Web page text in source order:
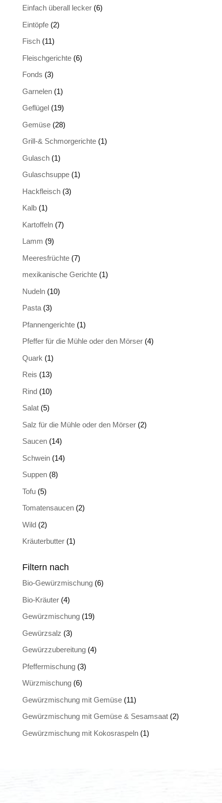
Einfach überall lecker (6)
Eintöpfe (2)
Fisch (11)
Fleischgerichte (6)
Fonds (3)
Garnelen (1)
Geflügel (19)
Gemüse (28)
Grill-& Schmorgerichte (1)
Gulasch (1)
Gulaschsuppe (1)
Hackfleisch (3)
Kalb (1)
Kartoffeln (7)
Lamm (9)
Meeresfrüchte (7)
mexikanische Gerichte (1)
Nudeln (10)
Pasta (3)
Pfannengerichte (1)
Pfeffer für die Mühle oder den Mörser (4)
Quark (1)
Reis (13)
Rind (10)
Salat (5)
Salz für die Mühle oder den Mörser (2)
Saucen (14)
Schwein (14)
Suppen (8)
Tofu (5)
Tomatensaucen (2)
Wild (2)
Kräuterbutter (1)
Filtern nach
Bio-Gewürzmischung (6)
Bio-Kräuter (4)
Gewürzmischung (19)
Gewürzsalz (3)
Gewürzzubereitung (4)
Pfeffermischung (3)
Würzmischung (6)
Gewürzmischung mit Gemüse (11)
Gewürzmischung mit Gemüse & Sesamsaat (2)
Gewürzmischung mit Kokosraspeln (1)